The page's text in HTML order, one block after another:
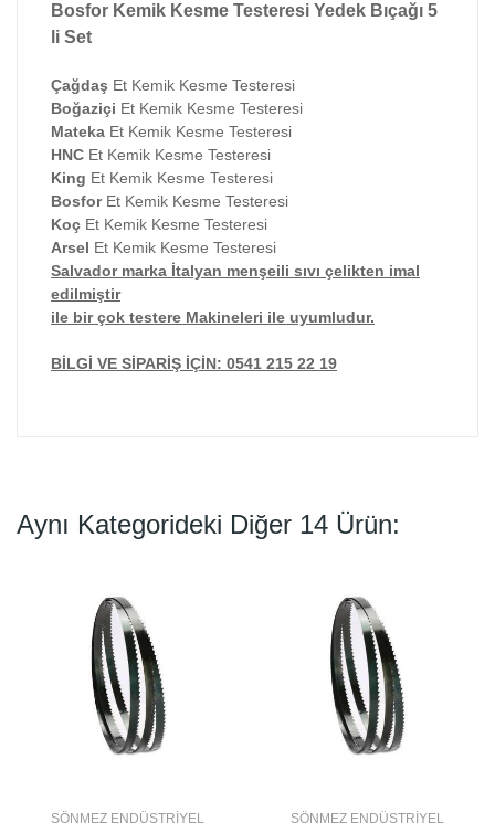
Bosfor Kemik Kesme Testeresi Yedek Bıçağı 5
li Set
Çağdaş Et Kemik Kesme Testeresi
Boğaziçi Et Kemik Kesme Testeresi
Mateka Et Kemik Kesme Testeresi
HNC Et Kemik Kesme Testeresi
King Et Kemik Kesme Testeresi
BosforEt Kemik Kesme Testeresi
Koç Et Kemik Kesme Testeresi
Arsel Et Kemik Kesme Testeresi
Salvador marka İtalyan menşeili sıvı çelikten imal
edilmiştir
ile bir çok testere Makineleri ile uyumludur.
BİLGİ VE SİPARİŞ İÇİN: 0541 215 22 19
Aynı Kategorideki Diğer 14 Ürün:
SÖNMEZ ENDÜSTRIYEL SÖNMEZ ENDÜSTRIYEL